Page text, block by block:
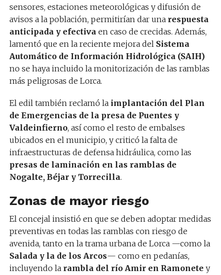
sensores, estaciones meteorológicas y difusión de
avisos a la población, permitirían dar una respuesta
anticipada y efectivaen caso de crecidas. Además,
lamentó que en la reciente mejora del Sistema
Automático de Información Hidrológica (SAIH)
no se haya incluido la monitorización de las ramblas
más peligrosas de Lorca.
El edil también reclamó la implantación del Plan
de Emergencias de la presa de Puentes y
Valdeinfierno, así como el resto de embalses
ubicados en el municipio, y criticó la falta de
infraestructuras de defensa hidráulica, como las
presas de laminación en las ramblas de
Nogalte, Béjar y Torrecilla.
Zonas de mayor riesgo
El concejal insistió en que se deben adoptar medidas
preventivas en todas las ramblas con riesgo de
avenida, tanto en la trama urbana de Lorca —como la
Salada y la de los Arcos— como en pedanías,
incluyendo la rambla del río Amir en Ramonete y